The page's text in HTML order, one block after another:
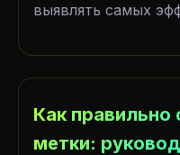
выявлять самых
Как правильно
метки: